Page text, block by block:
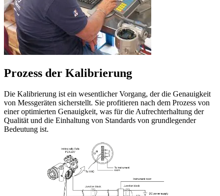
Prozess der Kalibrierung
Die Kalibrierung ist ein wesentlicher Vorgang, der die Genauigkeit
von Messgeräten sicherstellt. Sie profitieren nach dem Prozess von
einer optimierten Genauigkeit, was für die Aufrechterhaltung der
Qualität und die Einhaltung von Standards von grundlegender
Bedeutung ist.